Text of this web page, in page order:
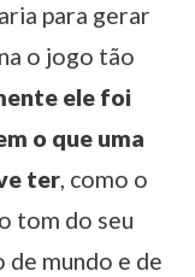
para gerar
o jogo tão
ele foi
o que uma
ter, como o
tom do seu
de mundo e de